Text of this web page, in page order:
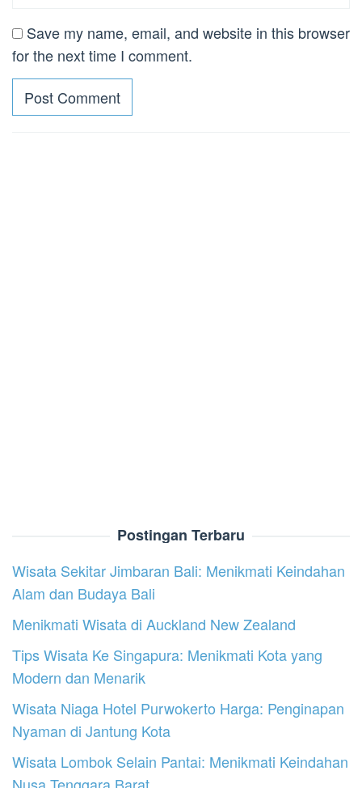
Save my name, email, and website in this browser
for the next time I comment.
Postingan Terbaru
Wisata Sekitar Jimbaran Bali: Menikmati Keindahan
Alam dan Budaya Bali
Menikmati Wisata di Auckland New Zealand
Tips Wisata Ke Singapura: Menikmati Kota yang
Modern dan Menarik
Wisata Niaga Hotel Purwokerto Harga: Penginapan
Nyaman di Jantung Kota
Wisata Lombok Selain Pantai: Menikmati Keindahan